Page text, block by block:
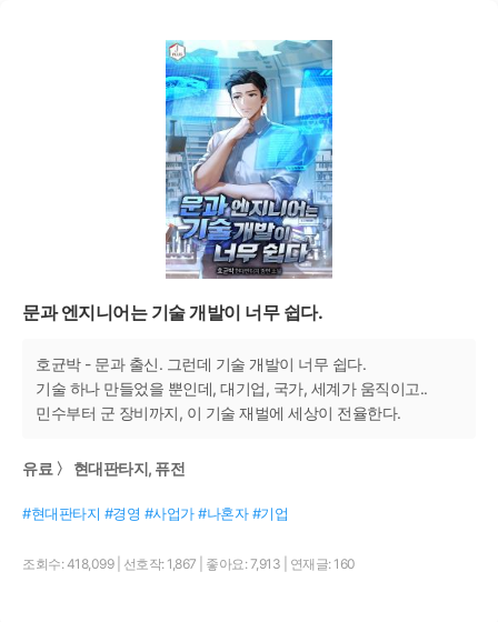
문과 엔지니어는 기술 개발이 너무 쉽다.
호균박 - 문과 출신. 그런데 기술 개발이 너무 쉽다.
기술 하나 만들었을 뿐인데, 대기업, 국가, 세계가 움직이고..
민수부터 군 장비까지, 이 기술 재벌에 세상이 전율한다.
유료 〉 현대판타지, 퓨전
#현대판타지 #경영 #사업가 #나혼자 #기업
조회수: 418,099 선호작: 1,867 좋아요: 7,913 연재글: 160